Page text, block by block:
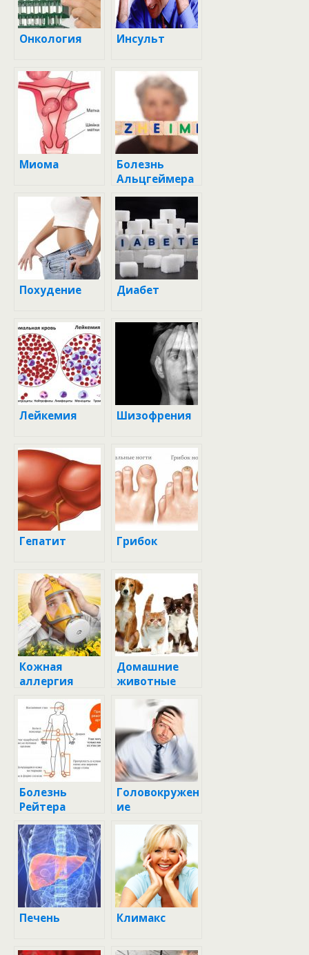
Онкология Инсульт
Миома
Болезнь
Альцгеймера
Похудение Диабет
Лейкемия Шизофрения
Гепатит Грибок
Кожная
аллергия
Домашние
животные
Болезнь
Рейтера
Головокружен
ие
Печень Климакс